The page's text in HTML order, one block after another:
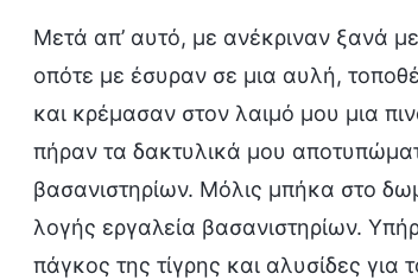
Μετά απ’ αυτό, με ανέκριναν ξανά
οπότε με έσυραν σε μια αυλή,
και κρέμασαν στον λαιμό μου μια
πήραν τα δακτυλικά μου
βασανιστηρίων. Μόλις μπήκα στο
λογής εργαλεία βασανιστηρίων.
πάγκος της τίγρης και αλυσίδες